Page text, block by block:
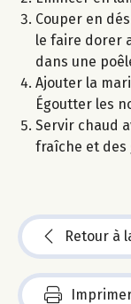
Couper en
le faire dorer
dans une
Ajouter la
Égoutter les
Servir chaud
fraîche et des
Retour à